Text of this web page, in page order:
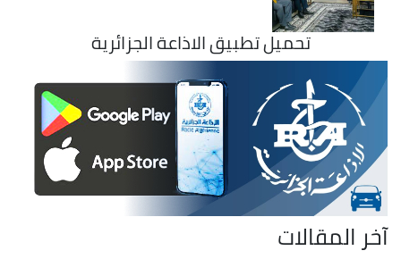
تحميل تطبيق الاذاعة الجزائرية
آخر المقالات